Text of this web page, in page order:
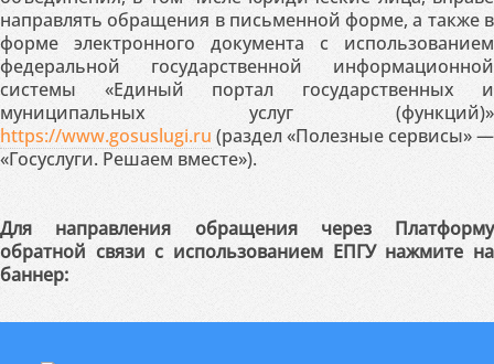
направлять обращения в письменной форме, а также в
форме электронного документа с использованием
федеральной государственной информационной
системы «Единый портал государственных и
муниципальных услуг (функций)»
https://www.gosuslugi.ru (раздел «Полезные сервисы» —
«Госуслуги. Решаем вместе»).
Для направления обращения через Платформу
обратной связи с использованием ЕПГУ нажмите на
баннер: